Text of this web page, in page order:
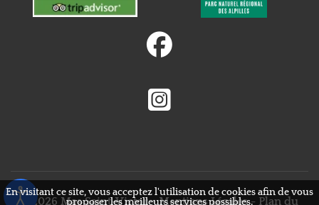
fab
fab
fa-
© 2026 Mas Saint-Victor -Mentions Légales- Plan du
En visitant ce site, vous acceptez l'utilisation de cookies afin de vous
proposer les meilleurs services possibles.